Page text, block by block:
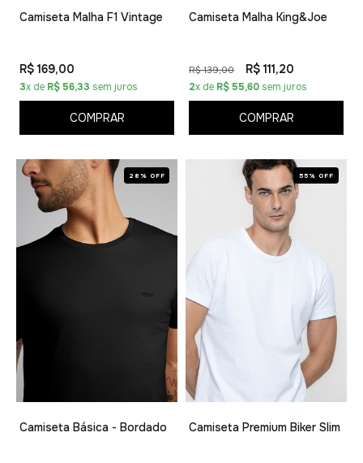
Camiseta Malha F1 Vintage
R$ 169,00
3x de R$ 56,33 sem juros
COMPRAR
Camiseta Malha King&Joe
R$ 139,00 R$ 111,20
2x de R$ 55,60 sem juros
COMPRAR
28% OFF
Camiseta Básica - Bordado
55% OFF
Camiseta Premium Biker Slim